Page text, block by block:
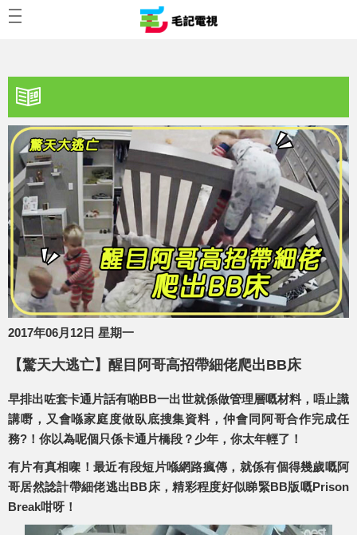
2017年06月12日 星期一
【驚天大逃亡】醒目阿哥高招帶細佬爬出BB床
早排出咗套卡通片話有啲BB一出世就係做管理層嘅材料，唔止識
講嘢，又會喺家庭度做臥底搜集資料，仲會同阿哥合作完成任
務?！你以為呢個只係卡通片橋段？少年，你太年輕了！
有片有真相㗎！最近有段短片喺網路瘋傳，就係有個得幾歲嘅阿
哥居然諗計帶細佬逃出BB床，精彩程度好似睇緊BB版嘅Prison
Break咁呀！